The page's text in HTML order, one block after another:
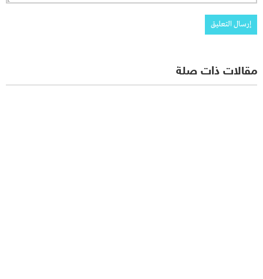
مقالات ذات صلة